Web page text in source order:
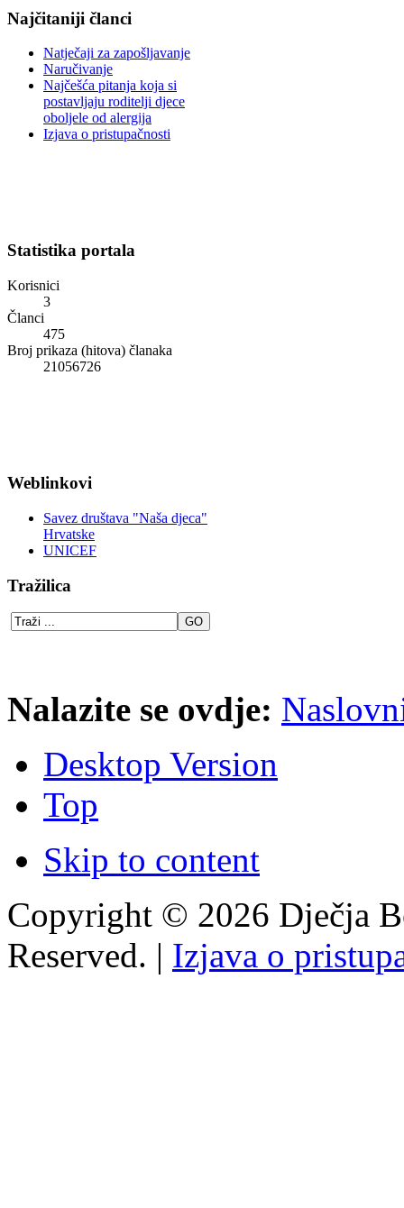
Najčitaniji članci
Natječaji za zapošljavanje
Naručivanje
Najčešća pitanja koja si
postavljaju roditelji djece
oboljele od alergija
Izjava o pristupačnosti
Statistika portala
Korisnici
3
Članci
475
Broj prikaza (hitova) članaka
21056726
Weblinkovi
Savez društava "Naša djeca"
Hrvatske
UNICEF
Tražilica
Nalazite se ovdje:
Desktop Version
Top
Skip to content
Copyright © 2026 Dječja
Reserved. | Izjava o